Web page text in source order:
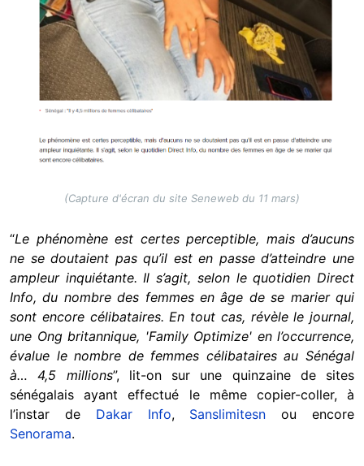
(Capture d'écran du site Seneweb du 11 mars)
“Le phénomène est certes perceptible, mais d’aucuns
ne se doutaient pas qu’il est en passe d’atteindre une
ampleur inquiétante. Il s’agit, selon le quotidien Direct
Info, du nombre des femmes en âge de se marier qui
sont encore célibataires. En tout cas, révèle le journal,
une Ong britannique, 'Family Optimize' en l’occurrence,
évalue le nombre de femmes célibataires au Sénégal
à… 4,5 millions”, lit-on sur une quinzaine de sites
sénégalais ayant effectué le même copier-coller, à
l’instar deDakar Info,Sanslimitesn ou encore
Senorama.